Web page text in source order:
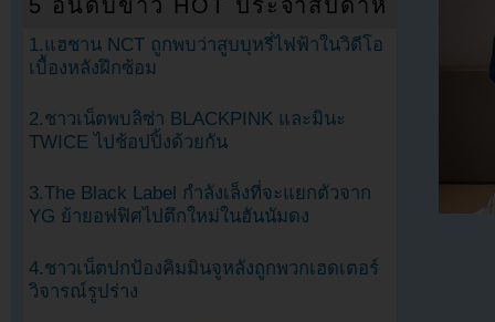
5 อันดับข่าว HOT ประจำสัปดาห์
1.แฮชาน NCT ถูกพบว่าสูบบุหรี่ไฟฟ้าในวิดีโอ
เบื้องหลังฝึกซ้อม
2.ชาวเน็ตพบลิซ่า BLACKPINK และมินะ
TWICE ไปช้อปปิ้งด้วยกัน
3.The Black Label กำลังเล็งที่จะแยกตัวจาก
YG ย้ายอฟฟิศไปตึกใหม่ในฮันนัมดง
4.ชาวเน็ตปกป้องคิมมินจูหลังถูกพวกเฮดเตอร์
วิจารณ์รูปร่าง